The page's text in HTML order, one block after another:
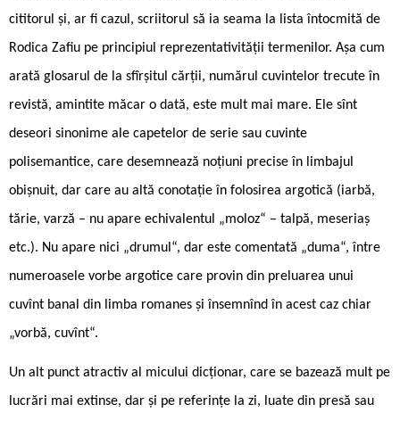
cititorul și, ar fi cazul, scriitorul să ia seama la lista întocmită de
Rodica Zafiu pe principiul reprezentativității termenilor. Așa cum
arată glosarul de la sfîrșitul cărții, numărul cuvintelor trecute în
revistă, amintite măcar o dată, este mult mai mare. Ele sînt
deseori sinonime ale capetelor de serie sau cuvinte
polisemantice, care desemnează noțiuni precise în limbajul
obișnuit, dar care au altă conotație în folosirea argotică (iarbă,
tărie, varză – nu apare echivalentul „moloz“ – talpă, meseriaș
etc.). Nu apare nici „drumul“, dar este comentată „duma“, între
numeroasele vorbe argotice care provin din preluarea unui
cuvînt banal din limba romanes și însemnînd în acest caz chiar
„vorbă, cuvînt“.
Un alt punct atractiv al micului dicționar, care se bazează mult pe
lucrări mai extinse, dar și pe referințe la zi, luate din presă sau